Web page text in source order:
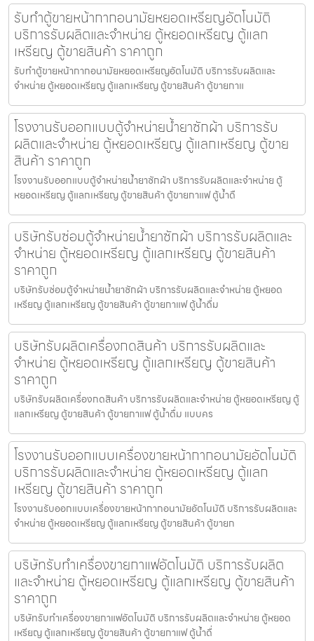
รับทำตู้ขายหน้ากากอนามัยหยอดเหรียญ​​​อัตโนมัติ
บริการรับผลิตและจำหน่าย ตู้หยอดเหรียญ ตู้แลก
เหรียญ ตู้ขายสินค้า ราคาถูก
รับทำตู้ขายหน้ากากอนามัยหยอดเหรียญ​​​อัตโนมัติ บริการรับผลิตและ
จำหน่าย ตู้หยอดเหรียญ ตู้แลกเหรียญ ตู้ขายสินค้า ตู้ขายกาแ
โรงงานรับออกแบบตู้จำหน่ายน้ำยาซักผ้า บริการรับ
ผลิตและจำหน่าย ตู้หยอดเหรียญ ตู้แลกเหรียญ ตู้ขาย
สินค้า ราคาถูก
โรงงานรับออกแบบตู้จำหน่ายน้ำยาซักผ้า บริการรับผลิตและจำหน่าย ตู้
หยอดเหรียญ ตู้แลกเหรียญ ตู้ขายสินค้า ตู้ขายกาแฟ ตู้น้ำดื
บริษัทรับซ่อมตู้จำหน่ายน้ำยาซักผ้า บริการรับผลิตและ
จำหน่าย ตู้หยอดเหรียญ ตู้แลกเหรียญ ตู้ขายสินค้า
ราคาถูก
บริษัทรับซ่อมตู้จำหน่ายน้ำยาซักผ้า บริการรับผลิตและจำหน่าย ตู้หยอด
เหรียญ ตู้แลกเหรียญ ตู้ขายสินค้า ตู้ขายกาแฟ ตู้น้ำดื่ม
บริษัทรับผลิตเครื่องกดสินค้า บริการรับผลิตและ
จำหน่าย ตู้หยอดเหรียญ ตู้แลกเหรียญ ตู้ขายสินค้า
ราคาถูก
บริษัทรับผลิตเครื่องกดสินค้า บริการรับผลิตและจำหน่าย ตู้หยอดเหรียญ ตู้
แลกเหรียญ ตู้ขายสินค้า ตู้ขายกาแฟ ตู้น้ำดื่ม แบบคร
โรงงานรับออกแบบเครื่องขายหน้ากากอนามัย​อัตโนมัติ
บริการรับผลิตและจำหน่าย ตู้หยอดเหรียญ ตู้แลก
เหรียญ ตู้ขายสินค้า ราคาถูก
โรงงานรับออกแบบเครื่องขายหน้ากากอนามัย​อัตโนมัติ บริการรับผลิตและ
จำหน่าย ตู้หยอดเหรียญ ตู้แลกเหรียญ ตู้ขายสินค้า ตู้ขายก
บริษัทรับทำเครื่องขายกาแฟ​อัตโนมัติ บริการรับผลิต
และจำหน่าย ตู้หยอดเหรียญ ตู้แลกเหรียญ ตู้ขายสินค้า
ราคาถูก
บริษัทรับทำเครื่องขายกาแฟ​อัตโนมัติ บริการรับผลิตและจำหน่าย ตู้หยอด
เหรียญ ตู้แลกเหรียญ ตู้ขายสินค้า ตู้ขายกาแฟ ตู้น้ำดื่